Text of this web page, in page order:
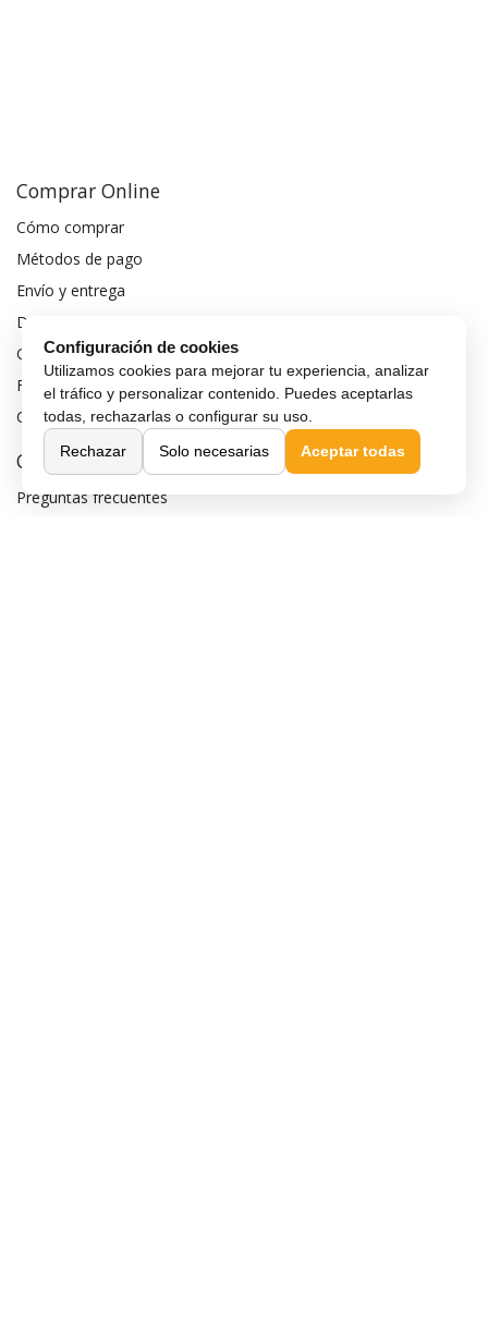
Comprar Online
Cómo comprar
Métodos de pago
Envío y entrega
Devoluciones y cambios
Garantía de compra
Financiar móvil
Condiciones de compra
Compra Segura
Preguntas frecuentes
Configuración de cookies
Utilizamos cookies para mejorar tu experiencia, analizar
el tráfico y personalizar contenido. Puedes aceptarlas
todas, rechazarlas o configurar su uso.
Rechazar
Solo necesarias Aceptar todas